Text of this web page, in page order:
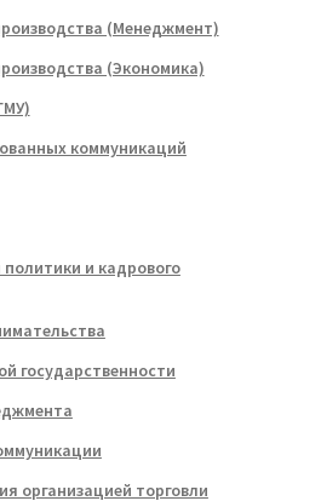
(Менеджмент)
(Экономика)
коммуникаций
и кадрового
государственности
организацией торговли